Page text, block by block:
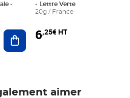
Ajouter au panier
- Lettre Verte
20g / France
6,25€ HT
aimer